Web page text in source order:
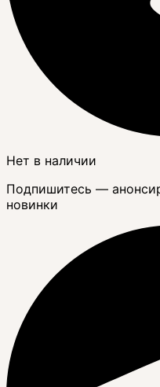
Нет в наличии
Подпишитесь —
новинки